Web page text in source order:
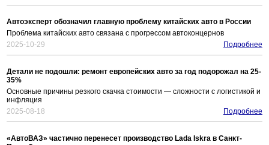
Автоэксперт обозначил главную проблему китайских авто в России
Проблема китайских авто связана с прогрессом автоконцернов
2025-10-29
Подробнее
Детали не подошли: ремонт европейских авто за год подорожал на 25-
35%
Основные причины резкого скачка стоимости — сложности с логистикой и
инфляция
2025-08-18
Подробнее
«АвтоВАЗ» частично перенесет производство Lada Iskra в Санкт-